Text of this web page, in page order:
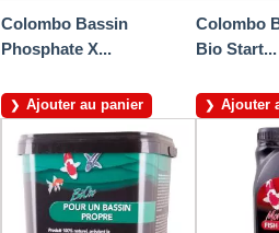
Colombo Bassin
Phosphate X...
Ajouter au panier
Colombo
Bio Start...
Ajouter